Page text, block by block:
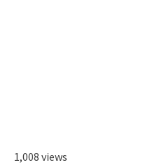
1,008 views